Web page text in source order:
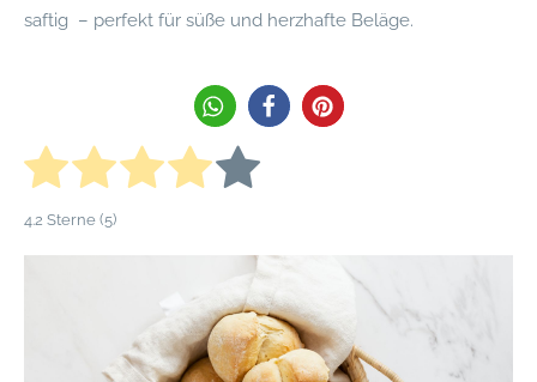
saftig – perfekt für süße und herzhafte Beläge.
4.2 Sterne (5)